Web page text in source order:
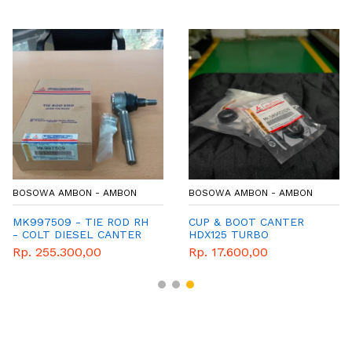
BOSOWA AMBON - AMBON
MK997509 - TIE ROD RH
- COLT DIESEL CANTER
Rp. 255.300,00
BOSOWA AMBON - AMBON
CUP & BOOT CANTER
HDX125 TURBO
Rp. 17.600,00